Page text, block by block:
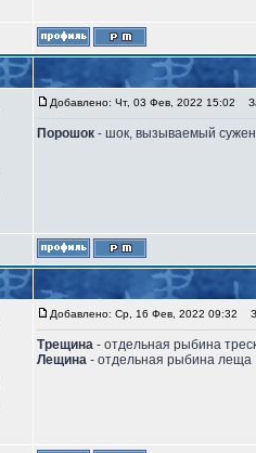
Добавлено: Чт, 03 Фев, 2022 15:02
Порошок - шок, вызываемый
Добавлено: Ср, 16 Фев, 2022 09:32
Трещина - отдельная рыбина
Лещина - отдельная рыбина леща